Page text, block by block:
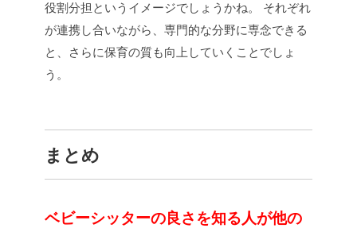
役割分担というイメージでしょうかね。
それぞれ
が連携し合いながら、専門的な分野に専念できる
と、さらに保育の質も向上していくことでしょ
う。
まとめ
ベビーシッターの良さを知る人が他の